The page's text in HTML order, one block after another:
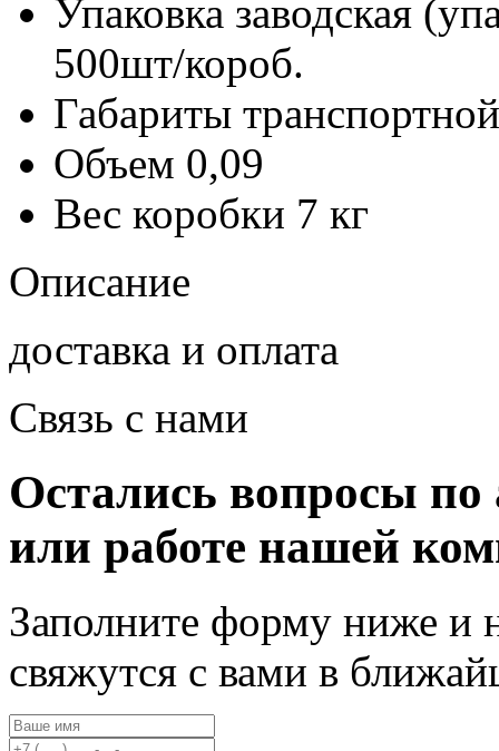
Упаковка заводская
500шт/короб.
Габариты
Объем 0,09
Вес коробки 7 кг
Описание
доставка и оплата
Связь с нами
Остались вопросы по
или работе нашей
Заполните форму ниже и
свяжутся с вами в